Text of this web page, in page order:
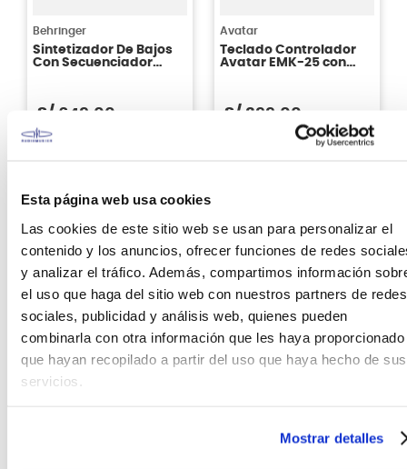
Esta página web usa cookies
Las cookies de este sitio web se usan para personalizar el
contenido y los anuncios, ofrecer funciones de redes
y analizar el tráfico. Además, compartimos información
el uso que haga del sitio web con nuestros partners de redes
sociales, publicidad y análisis web, quienes pueden
combinarla con otra información que les haya proporcionado
que hayan recopilado a partir del uso que haya hecho de sus
servicios.
Mostrar detalles
Behringer
Sintetizador De Bajos
Con Secuenciador
S/ 649 00
Agregar
Avatar
Teclado Controlador
Avatar EMK-25 con
S/ 399 00
Roland